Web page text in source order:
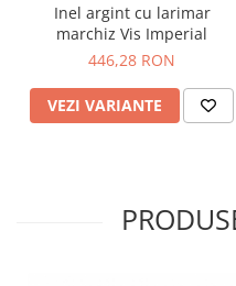
Inel argint cu larimar
marchiz Vis Imperial
446,28 RON
VEZI VARIANTE